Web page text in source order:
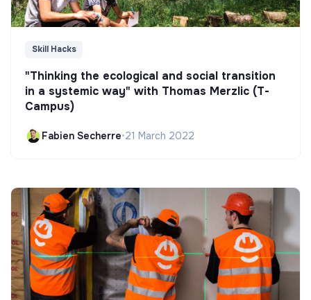
Skill Hacks
"Thinking the ecological and social transition
in a systemic way" with Thomas Merzlic (T-
Campus)
Fabien Secherre•21 March 2022